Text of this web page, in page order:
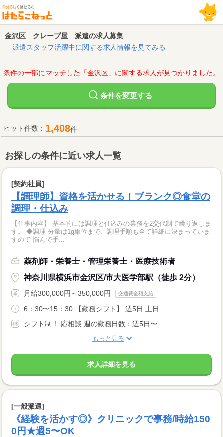
金沢区 クレープ屋 派遣の求人募集
派遣スタッフ活躍中に関する求人情報を見てみる
条件の一部にマッチした「金沢区」に関する求人が見つかりました。
条件を変更する
ヒット件数： 1,408件
お探しの条件に近い求人一覧
[契約社員]
【調理師】資格を活かせる！ブランク◎食堂の
調理・仕込み
【仕事内容】 基本的には調理と仕込みの業務を2交代制で繰り返しま
す。 ◆調理 分量は1g単位まで、調理手順も全て詳細に決まっていま
すので 悩んで手...
薬剤師・栄養士・管理栄養士・医療技術者
神奈川県横浜市金沢区/市大医学部駅（徒歩 2分）
月給300,000円～350,000円 交通費全額支給
6：30〜15：30 【勤務シフト】 週5日 土日...
シフト制！ 応相談 週の勤務日数：週5日〜
もっと見る
求人詳細を見る
[一般派遣]
《経験を活かす◎》クリニックで事務/時給150
0円★週5〜OK